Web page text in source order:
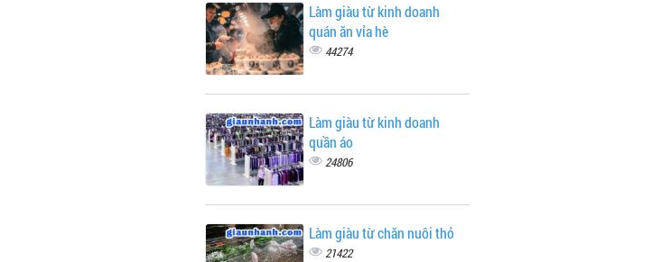
Làm giàu từ kinh doanh
quán ăn vỉa hè
44274
Làm giàu từ kinh doanh
quần áo
24806
Làm giàu từ chăn nuôi thỏ
21422